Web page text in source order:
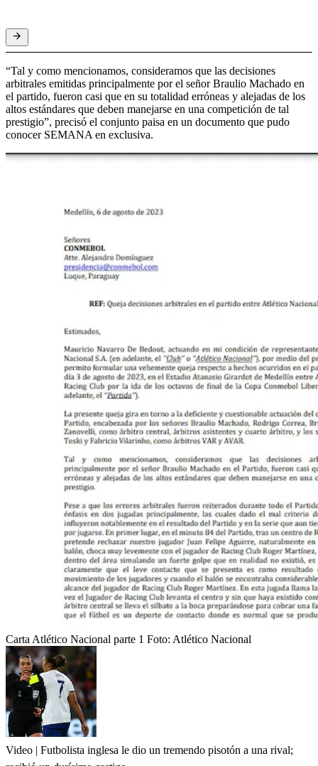
“Tal y como mencionamos, consideramos que las decisiones
arbitrales emitidas principalmente por el señor Braulio Machado en
el partido, fueron casi que en su totalidad erróneas y alejadas de los
altos estándares que deben manejarse en una competición de tal
prestigio”, precisó el conjunto paisa en un documento que pudo
conocer SEMANA en exclusiva.
Carta Atlético Nacional parte 1 Foto: Atlético Nacional
Video | Futbolista inglesa le dio un tremendo pisotón a una rival;